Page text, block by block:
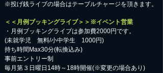
※投げ銭ライブの場合はテーブルチャージを頂きます。
＜＜月例ブッキングライブ＞＞※イベント営業
・月例ブッキングライブは参加費2000円です。
​(未就学児 無料/小中学生 1000円)
持ち時間Max30分(転換込み)
事前エントリー制
毎月第３日曜日14時～18時開催(※変更の場合あり)